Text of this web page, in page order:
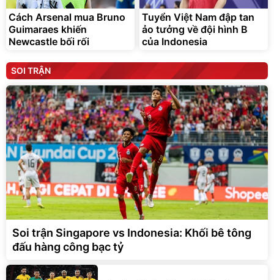
Cách Arsenal mua Bruno
Guimaraes khiến
Newcastle bối rối
Tuyển Việt Nam đập tan
ảo tưởng về đội hình B
của Indonesia
SOI TRẬN
Soi trận Singapore vs Indonesia: Khối bê tông
đấu hàng công bạc tỷ